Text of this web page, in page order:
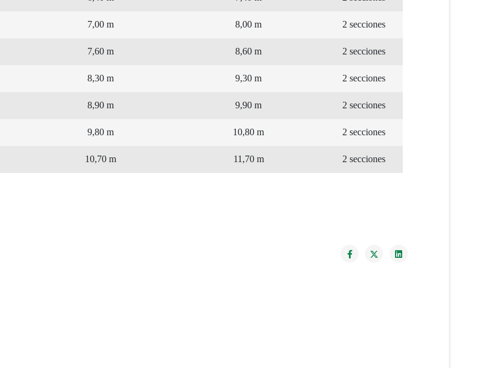
7,00 m 8,00 m 2 secciones
7,60 m 8,60 m 2 secciones
8,30 m 9,30 m 2 secciones
8,90 m 9,90 m 2 secciones
9,80 m 10,80 m 2 secciones
10,70 m 11,70 m 2 secciones